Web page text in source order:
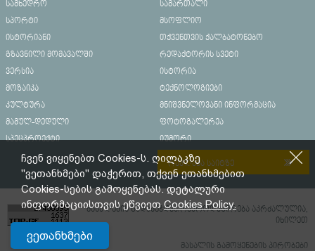
სამხედრო
სამართალი
სპორტი
მსოფლიო
ისტორიანი
თქვენთვის ქალბატონებო
გზავნილი მომავალში
რედაქტორის სვეტი
ვერსია
ისტორია
მოზაიკა
ტექნოლოგიები
კულტურა
მნიშვნელოვანი ინფორმაცია
მამულ-დედული
ფოტოგალერეა
სპეცპროექტი
იუმორი
რეკლამა საიტზე
მასალების გადაბეჭდვა/რეპროდუცირება აკრძალულია,
იხილეთ
მასალის გამოყენების პირობები
ჩვენ ვიყენებთ Cookies-ს. ღილაკზე
"ვეთანხმები" დაჭერით, თქვენ ეთანხმებით
Cookies-სების გამოყენებას. დეტალური
ინფორმაციისთვის ეწვიეთCookies Policy.
ვეთანხმები